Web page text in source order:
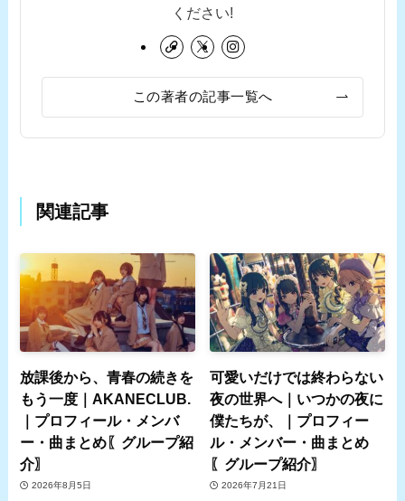
ください!
この著者の記事一覧へ
関連記事
放課後から、青春の続きを
もう一度｜AKANECLUB.
｜プロフィール・メンバ
ー・曲まとめ〖グループ紹
介〗
2026年8月5日
可愛いだけでは終わらない
夜の世界へ｜いつかの夜に
僕たちが、｜プロフィー
ル・メンバー・曲まとめ
〖グループ紹介〗
2026年7月21日